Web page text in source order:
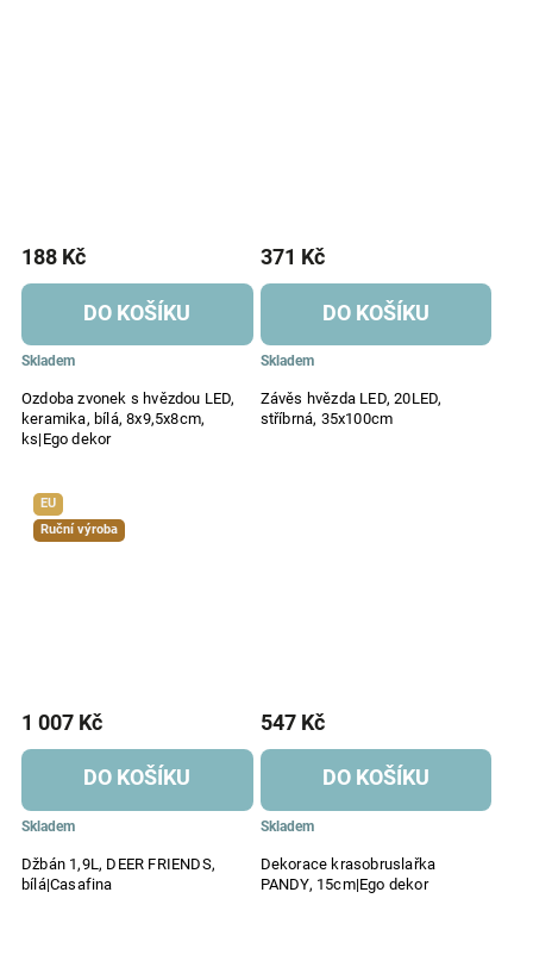
Ozdoba zvonek s hvězdou LED,
keramika, bílá, 8x9,5x8cm,
ks|Ego dekor
Skladem
188 Kč
DO KOŠÍKU
Závěs hvězda LED, 20LED,
stříbrná, 35x100cm
Skladem
371 Kč
DO KOŠÍKU
EU
Ruční výroba
Džbán 1,9L, DEER FRIENDS,
bílá|Casafina
Skladem
1 007 Kč
DO KOŠÍKU
Dekorace krasobruslařka
PANDY, 15cm|Ego dekor
Skladem
547 Kč
DO KOŠÍKU